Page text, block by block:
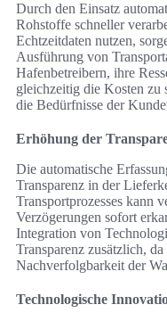
Durch den Einsatz
Rohstoffe schneller
Echtzeitdaten nutzen,
Ausführung von
Hafenbetreibern, ihre
gleichzeitig die Kosten zu
die Bedürfnisse der
Erhöhung der
Die automatische
Transparenz in der
Transportprozesses kann
Verzögerungen sofort
Integration von
Transparenz zusätzlich,
Nachverfolgbarkeit der
Technologische